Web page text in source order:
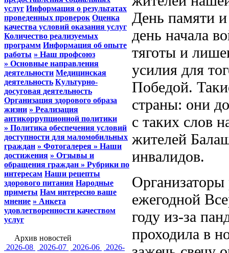
услуг Информация о результатах
проведенных проверок Оценка
качества условий оказания услуг
Количество реализуемых
программ Информация об опыте
работы » Наш профсоюз
» Основные направления
деятельности Медицинская
деятельность Культурно-
досуговая деятельность
Организация здорового образа
жизни » Реализация
антикоррупционной политики
» Политика обеспечения условий
доступности для маломобильных
граждан » Фотогалерея » Наши
достижения » Отзывы и
обращения граждан » Рубрики по
интересам Наши рецепты
здорового питания Народные
приметы Нам интересно ваше
мнение » Анкета
удовлетворенности качеством
услуг
Архив новостей
2026-08
2026-07 2026-06
2026-
День памяти
день начала
тяготы и
усилия для
Победой.
страны: они
с таких слов
жителей
инвалидов.
ежегодной
году из-за
проходила в